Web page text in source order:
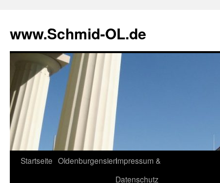
www.Schmid-OL.de
Zum
Startseite OldenburgensienImpressum &
Datenschutz